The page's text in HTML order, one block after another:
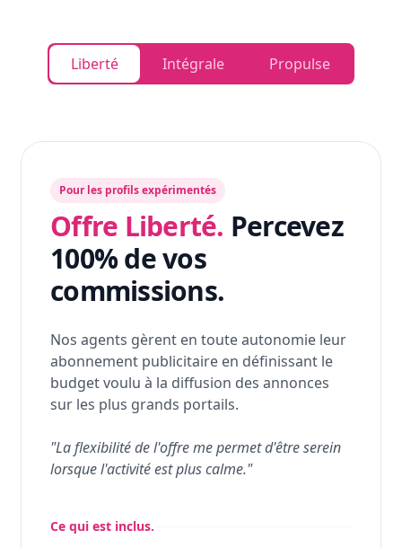
Liberté Intégrale Propulse
Pour les profils expérimentés
Offre Liberté. Percevez
100% de vos
commissions.
Nos agents gèrent en toute autonomie leur
abonnement publicitaire en définissant le
budget voulu à la diffusion des annonces
sur les plus grands portails.
"La flexibilité de l'offre me permet d'être serein
lorsque l'activité est plus calme."
Ce qui est inclus.